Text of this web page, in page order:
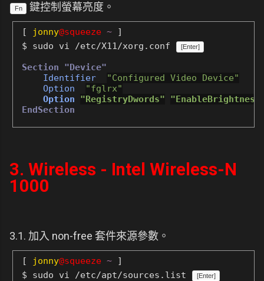
Fn 鍵控制螢幕亮度。
[ jonny@squeeze ~ ]
$ sudo vi /etc/X11/xorg.conf
[Enter]
Section "Device"
Identifier
"Configured Video Device"
Option
"fglrx"
Option
"RegistryDwords"
EndSection
3. Wireless - Intel Wireless-N
1000
3.1. 加入 non-free 套件來源參數。
[ jonny@squeeze ~ ]
$ sudo vi /etc/apt/sources.list
[Enter]